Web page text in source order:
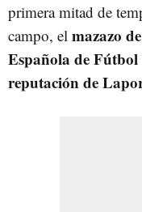
primera mitad de
campo, el mazazo de
Española de
reputación de